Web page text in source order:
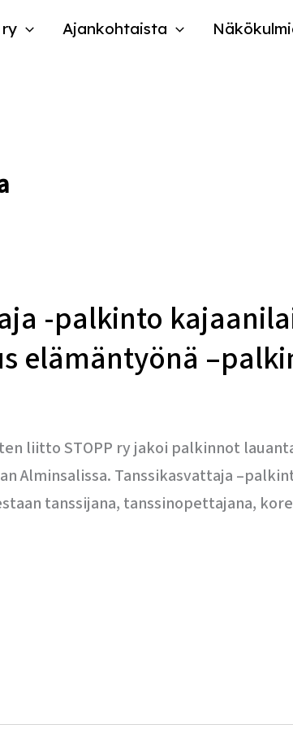
ry Ajankohtaista
-palkinto
elämäntyönä
liitto STOPP ry jakoi palkinnot
Alminsalissa. Tanssikasvattaja
tanssijana, tanssinopettajana,